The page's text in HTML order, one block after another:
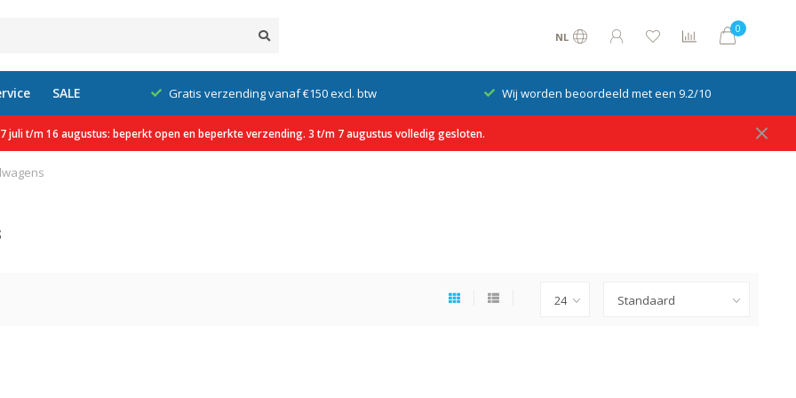
NL
0
SALE Gratis verzending vanaf €150 excl. btw Wij worden beoordeeld met een 9.2/10
juli t/m 16 augustus: beperkt open en beperkte verzending. 3 t/m 7 augustus volledig gesloten.